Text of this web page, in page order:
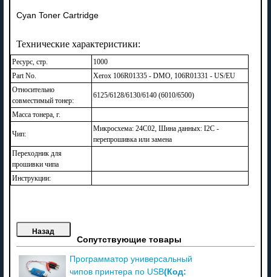
Cyan Toner Cartridge
Технические характеристики:
Ресурс, стр.
1000
Part No.
Xerox 106R01335 - DMO, 106R01331 - US/EU
Относительно
совместимый тонер:
6125/6128/6130/6140 (6010/6500)
Масса тонера, г.
Чип:
Микросхема: 24C02, Шина данных: I2C -
перепрошивка или замена
Переходник для
прошивки чипа
Инструкции:
Сопутствующие товары
Программатор универсальный
чипов принтера по USB(Код: